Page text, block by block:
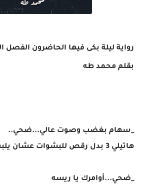
بقلم محمد طه
_سهام بغضب وصوت عالي...ضحي..
هاتيلي 3 بدل رقص للبشوات عشان يلبسوهم
_ضحي...أوامرك يا ريسه